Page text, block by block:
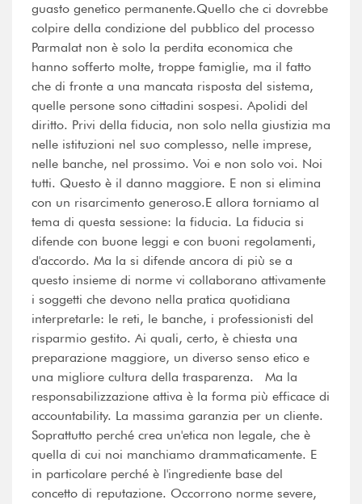
guasto genetico permanente.Quello che ci dovrebbe
colpire della condizione del pubblico del processo
Parmalat non è solo la perdita economica che
hanno sofferto molte, troppe famiglie, ma il fatto
che di fronte a una mancata risposta del sistema,
quelle persone sono cittadini sospesi. Apolidi del
diritto. Privi della fiducia, non solo nella giustizia ma
nelle istituzioni nel suo complesso, nelle imprese,
nelle banche, nel prossimo. Voi e non solo voi. Noi
tutti. Questo è il danno maggiore. E non si elimina
con un risarcimento generoso.E allora torniamo al
tema di questa sessione: la fiducia. La fiducia si
difende con buone leggi e con buoni regolamenti,
d'accordo. Ma la si difende ancora di più se a
questo insieme di norme vi collaborano attivamente
i soggetti che devono nella pratica quotidiana
interpretarle: le reti, le banche, i professionisti del
risparmio gestito. Ai quali, certo, è chiesta una
preparazione maggiore, un diverso senso etico e
una migliore cultura della trasparenza. Ma la
responsabilizzazione attiva è la forma più efficace di
accountability. La massima garanzia per un cliente.
Soprattutto perché crea un'etica non legale, che è
quella di cui noi manchiamo drammaticamente. E
in particolare perché è l'ingrediente base del
concetto di reputazione. Occorrono norme severe,